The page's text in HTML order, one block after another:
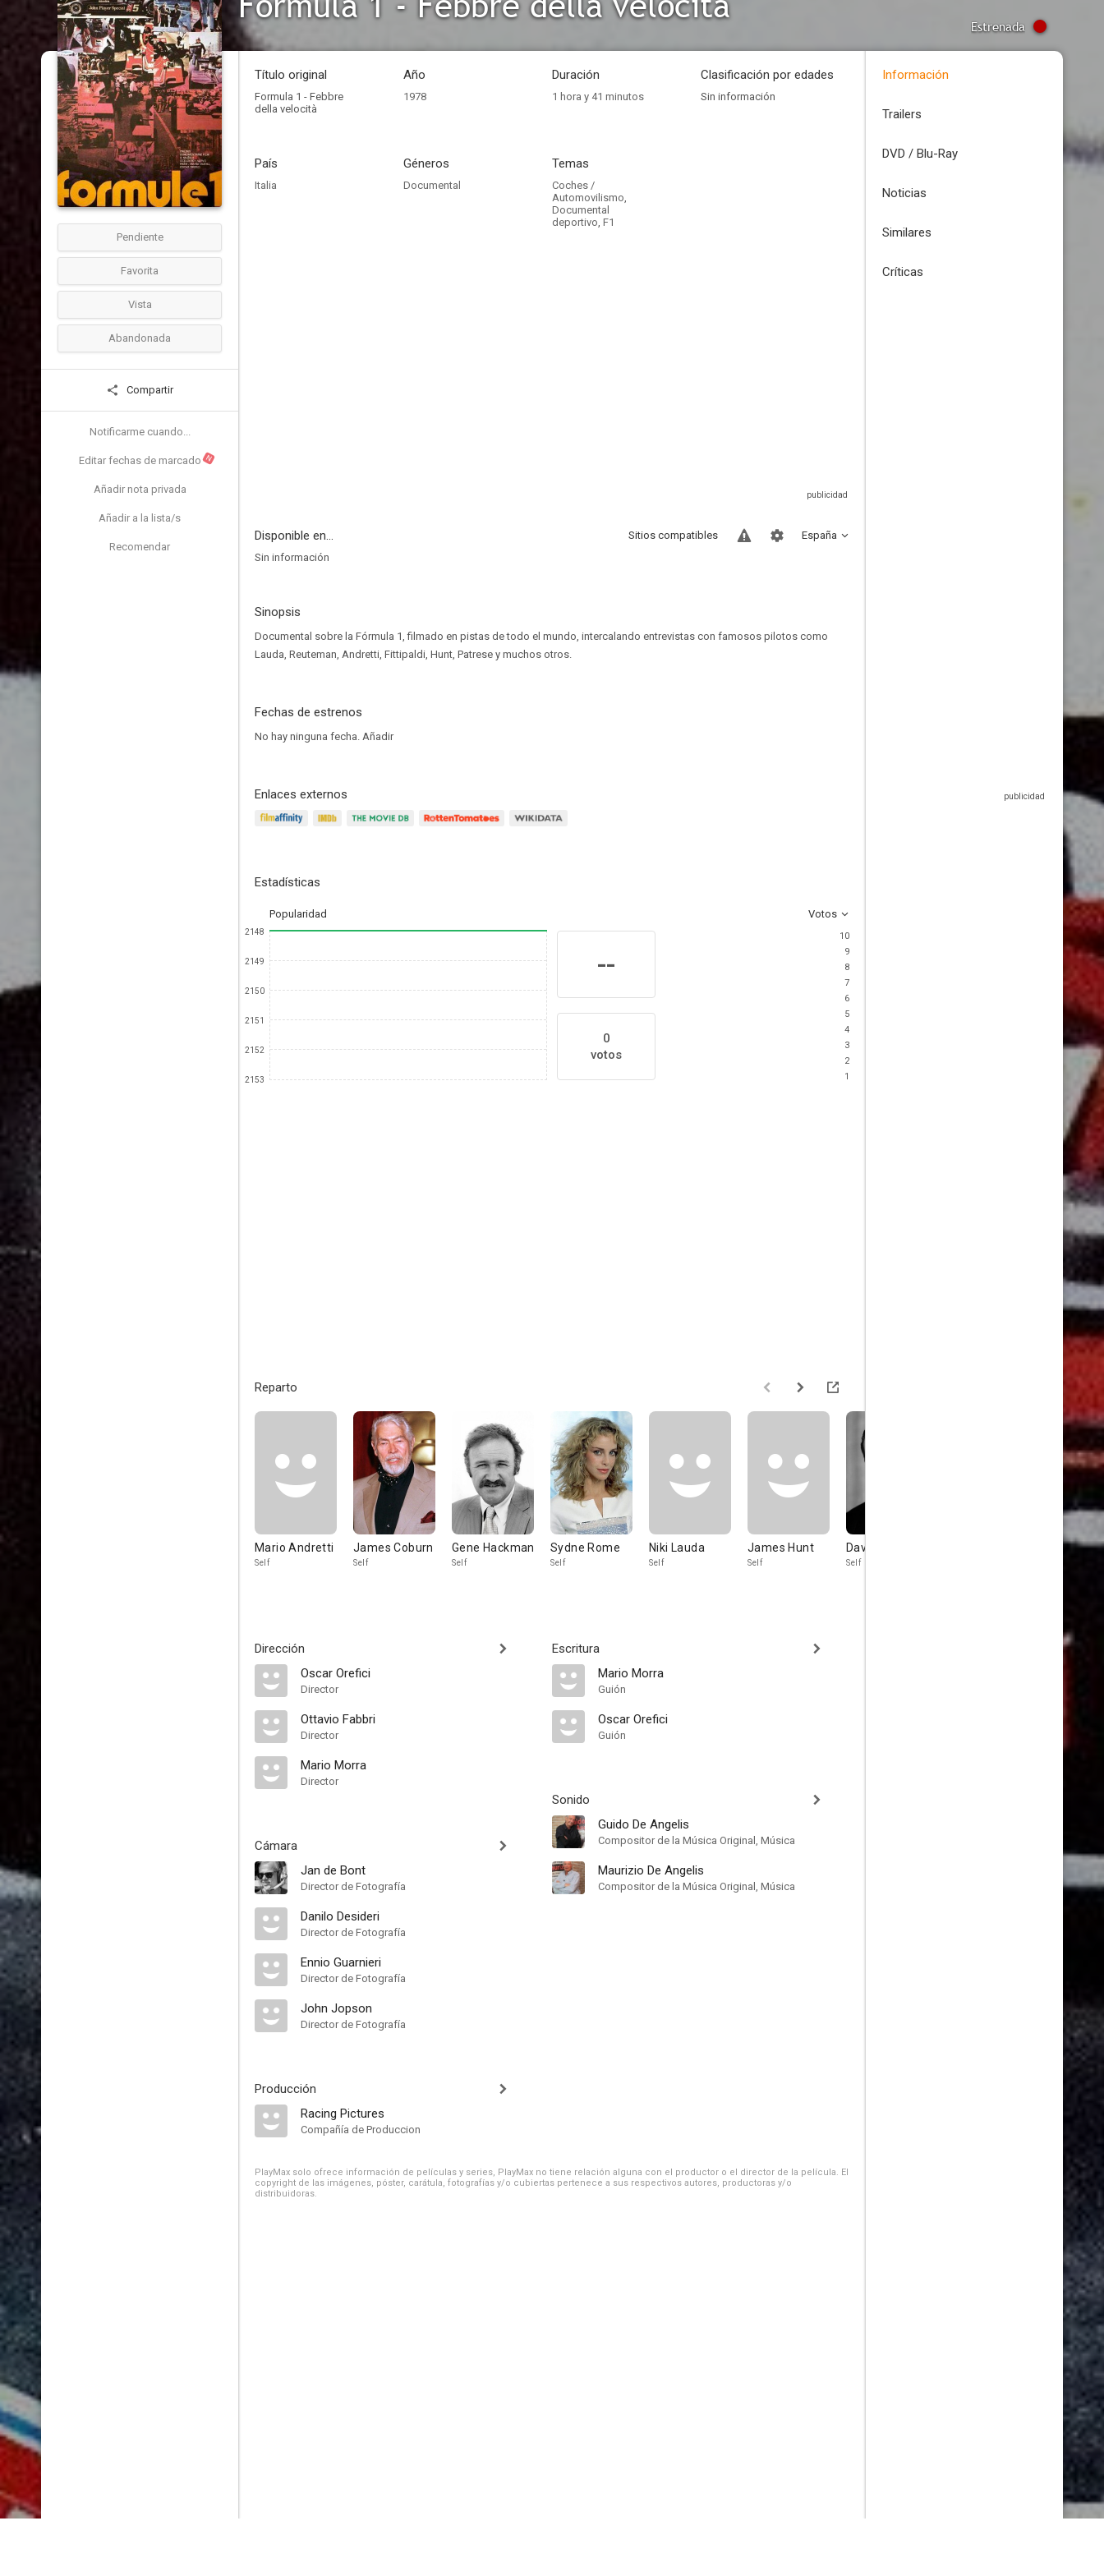
Estrenada
Pendiente
Favorita
Vista
Abandonada
Compartir
Notificarme cuando...
Editar fechas de marcado N
Añadir nota privada
Añadir a la lista/s
Recomendar
Título original
Formula 1 - Febbre
della velocità
Año
1978
Duración
1 hora y 41 minutos
Clasificación por edades
Sin información
País
Italia
Géneros
Documental
Temas
Coches /
Automovilismo,
Documental
deportivo, F1
Disponible en... España
Sitios compatibles
Sin información
Sinopsis
Documental sobre la Fórmula 1, filmado en pistas de todo el mundo, intercalando entrevistas con famosos pilotos como
Lauda, ​​Reuteman, Andretti, Fittipaldi, Hunt, Patrese y muchos otros.
Fechas de estrenos
No hay ninguna fecha. Añadir
Enlaces externos
Estadísticas
Popularidad Votos
2148
2149
2150
2151
2152
2153
--
0
votos
10
9
8
7
6
5
4
3
2
1
Reparto
Mario Andretti
Self
James Coburn
Self
Gene Hackman
Self
Sydne Rome
Self
Niki Lauda
Self
James Hunt
Self
David Niven
Self
Michael
Dirección
Oscar Orefici
Director
Ottavio Fabbri
Director
Mario Morra
Director
Cámara
Jan de Bont
Director de Fotografía
Danilo Desideri
Director de Fotografía
Ennio Guarnieri
Director de Fotografía
John Jopson
Director de Fotografía
Producción
Racing Pictures
Compañía de Produccion
Escritura
Mario Morra
Guión
Oscar Orefici
Guión
Sonido
Guido De Angelis
Compositor de la Música Original, Música
Maurizio De Angelis
Compositor de la Música Original, Música
PlayMax solo ofrece información de películas y series, PlayMax no tiene relación alguna con el productor o el director de la película. El
copyright de las imágenes, póster, carátula, fotografías y/o cubiertas pertenece a sus respectivos autores, productoras y/o
distribuidoras.
Información
Trailers
DVD / Blu-Ray
Noticias
Similares
Críticas